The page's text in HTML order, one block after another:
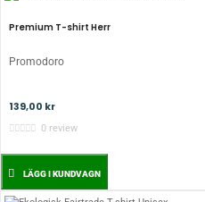
Premium T-shirt Herr
Promodoro
139,00 kr
0 review
LÄGG I KUNDVAGN